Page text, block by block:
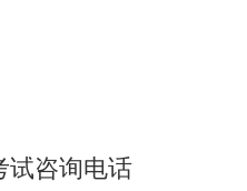
试咨询电话